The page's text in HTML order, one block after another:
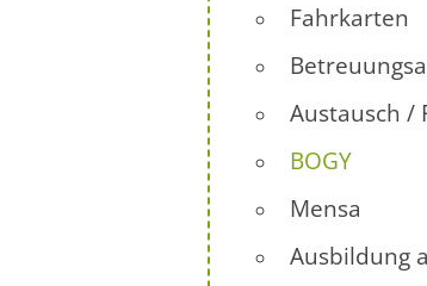
Fahrkarten
Austausch /
BOGY
Mensa
Ausbildung